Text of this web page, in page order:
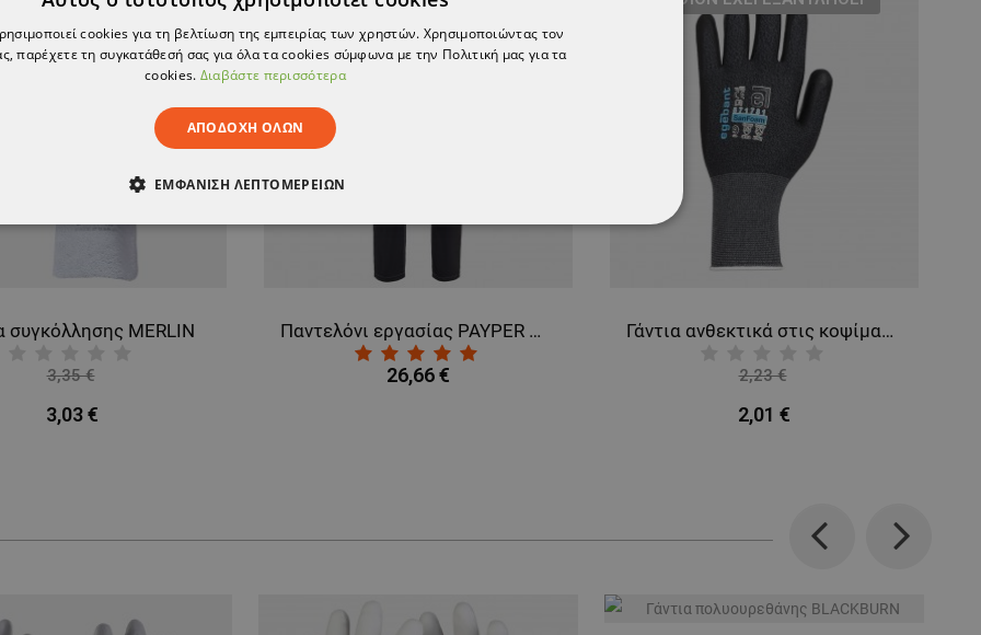
συγκόλλησης MERLIN
3,35 €
3,03 €
Παντελόνι εργασίας PAYPER WORKER BLACK
26,66 €
Γάντια ανθεκτικά στις κοψίματα βουτηγμένα σε αφρό νιτριλίου EGEBANT SANFOAM
2,23 €
2,01 €
Previous Next
cookies για τη βελτίωση της εμπειρίας των χρηστών. Χρησιμοποιώντας τον
παρέχετε τη συγκατάθεσή σας για όλα τα cookies σύμφωνα με την Πολιτική μας για τα
cookies. Διαβάστε περισσότερα
ΑΠΟΔΟΧΉ ΌΛΩΝ
ΕΜΦΆΝΙΣΗ ΛΕΠΤΟΜΕΡΕΙΏΝ
ΛΕΙΤΟΥΡΓΙΚΌΤΗΤΑΣ